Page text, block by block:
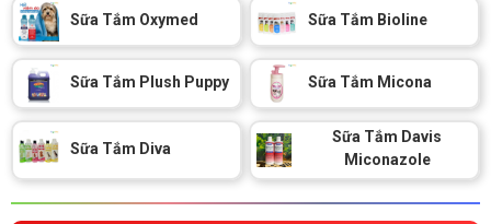
spa cho thú cưng
Thông tin về chó
Thông tin về mèo
CHÍNH SÁCH
Chính sách mua hàng Chính sách vận chuyển
Sữa Tắm Oxymed Sữa Tắm Bioline
Sữa Tắm Plush Puppy Sữa Tắm Micona
Sữa Tắm Diva
Sữa Tắm Davis
Miconazole